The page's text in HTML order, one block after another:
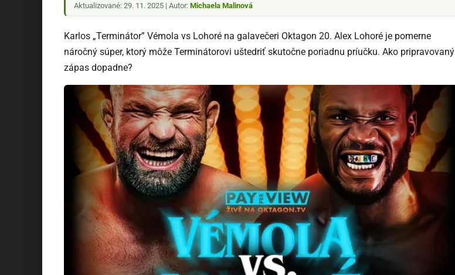
Aktualizované: 29. 11. 2025 | Autor: Michaela Malinová
Karlos „Terminátor” Vémola vs Lohoré na galavečeri Oktagon 20. Alex Lohoré je pomerne
náročný súper, ktorý môže Terminátorovi uštedriť skutočne poriadnu príučku. Ako pripravovaný
zápas dopadne?